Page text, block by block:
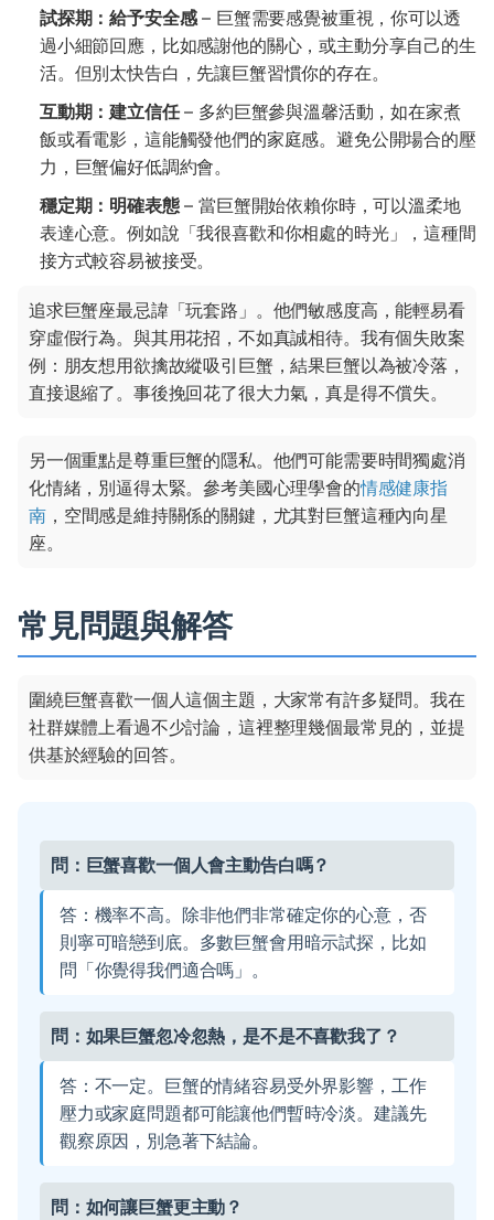
試探期：給予安全感– 巨蟹需要感覺被重視，你可以透
過小細節回應，比如感謝他的關心，或主動分享自己的生
活。但別太快告白，先讓巨蟹習慣你的存在。
互動期：建立信任– 多約巨蟹參與溫馨活動，如在家煮
飯或看電影，這能觸發他們的家庭感。避免公開場合的壓
力，巨蟹偏好低調約會。
穩定期：明確表態– 當巨蟹開始依賴你時，可以溫柔地
表達心意。例如說「我很喜歡和你相處的時光」，這種間
接方式較容易被接受。
追求巨蟹座最忌諱「玩套路」。他們敏感度高，能輕易看
穿虛假行為。與其用花招，不如真誠相待。我有個失敗案
例：朋友想用欲擒故縱吸引巨蟹，結果巨蟹以為被冷落，
直接退縮了。事後挽回花了很大力氣，真是得不償失。
另一個重點是尊重巨蟹的隱私。他們可能需要時間獨處消
化情緒，別逼得太緊。參考美國心理學會的情感健康指
南，空間感是維持關係的關鍵，尤其對巨蟹這種內向星
座。
常見問題與解答
圍繞巨蟹喜歡一個人這個主題，大家常有許多疑問。我在
社群媒體上看過不少討論，這裡整理幾個最常見的，並提
供基於經驗的回答。
問：巨蟹喜歡一個人會主動告白嗎？
答：機率不高。除非他們非常確定你的心意，否
則寧可暗戀到底。多數巨蟹會用暗示試探，比如
問「你覺得我們適合嗎」。
問：如果巨蟹忽冷忽熱，是不是不喜歡我了？
答：不一定。巨蟹的情緒容易受外界影響，工作
壓力或家庭問題都可能讓他們暫時冷淡。建議先
觀察原因，別急著下結論。
問：如何讓巨蟹更主動？